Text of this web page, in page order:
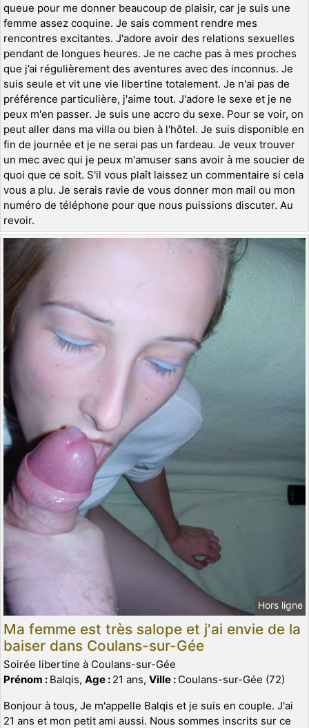
queue pour me donner beaucoup de plaisir, car je suis une
femme assez coquine. Je sais comment rendre mes
rencontres excitantes. J'adore avoir des relations sexuelles
pendant de longues heures. Je ne cache pas à mes proches
que j’ai régulièrement des aventures avec des inconnus. Je
suis seule et vit une vie libertine totalement. Je n'ai pas de
préférence particulière, j'aime tout. J'adore le sexe et je ne
peux m'en passer. Je suis une accro du sexe. Pour se voir, on
peut aller dans ma villa ou bien à l'hôtel. Je suis disponible en
fin de journée et je ne serai pas un fardeau. Je veux trouver
un mec avec qui je peux m'amuser sans avoir à me soucier de
quoi que ce soit. S'il vous plaît laissez un commentaire si cela
vous a plu. Je serais ravie de vous donner mon mail ou mon
numéro de téléphone pour que nous puissions discuter. Au
revoir.
Hors ligne
Ma femme est très salope et j'ai envie de la
baiser dans Coulans-sur-Gée
Soirée libertine à Coulans-sur-Gée
Prénom : Balqis, Age : 21 ans, Ville : Coulans-sur-Gée (72)
Bonjour à tous, Je m'appelle Balqis et je suis en couple. J'ai
21 ans et mon petit ami aussi. Nous sommes inscrits sur ce